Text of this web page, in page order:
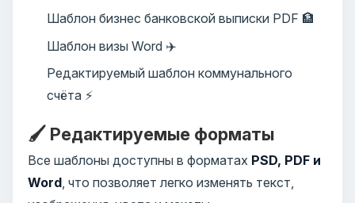
Шаблон бизнес банковской выписки PDF 🏦
Шаблон визы Word ✈️
Редактируемый шаблон коммунального
счёта ⚡
🖌️ Редактируемые форматы
Все шаблоны доступны в форматах PSD, PDF и
Word , что позволяет легко изменять текст,